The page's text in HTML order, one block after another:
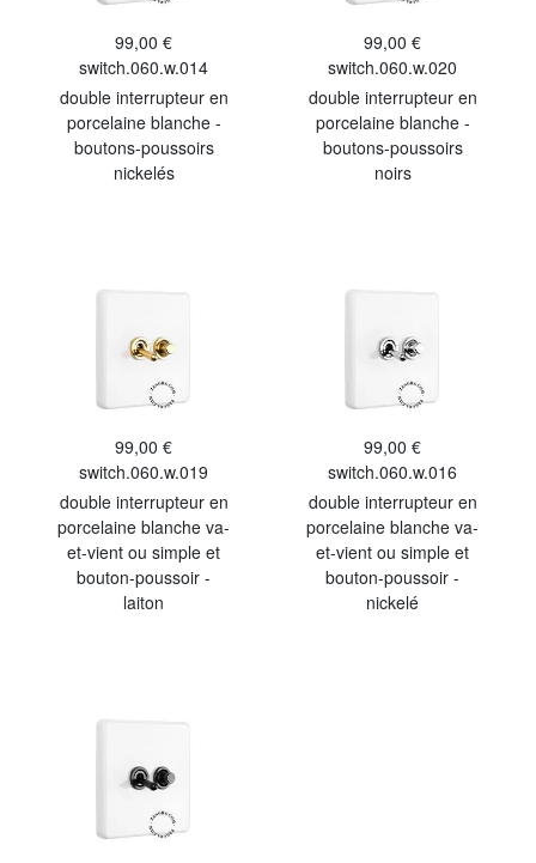
99,00 €
switch.060.w.014
double interrupteur en
porcelaine blanche -
boutons-poussoirs
nickelés
99,00 €
switch.060.w.020
double interrupteur en
porcelaine blanche -
boutons-poussoirs
noirs
99,00 €
switch.060.w.019
double interrupteur en
porcelaine blanche va-
et-vient ou simple et
bouton-poussoir -
laiton
99,00 €
switch.060.w.016
double interrupteur en
porcelaine blanche va-
et-vient ou simple et
bouton-poussoir -
nickelé